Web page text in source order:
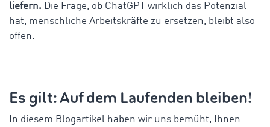
liefern. Die Frage, ob ChatGPT wirklich das Potenzial
hat, menschliche Arbeitskräfte zu ersetzen, bleibt also
offen.
Es gilt: Auf dem Laufenden bleiben!
In diesem Blogartikel haben wir uns bemüht, Ihnen